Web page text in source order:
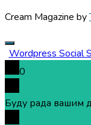
Cream Magazine by
Wordpress Social
0
Буду рада вашим